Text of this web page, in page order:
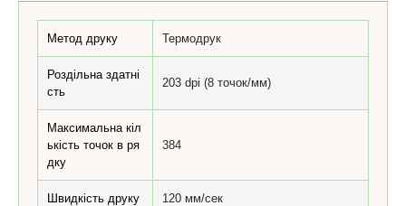
Метод друку Термодрук
Роздільна здатні
сть
203 dpi (8 точок/мм)
Максимальна кіл
ькість точок в ря
дку
384
Швидкість друку 120 мм/сек